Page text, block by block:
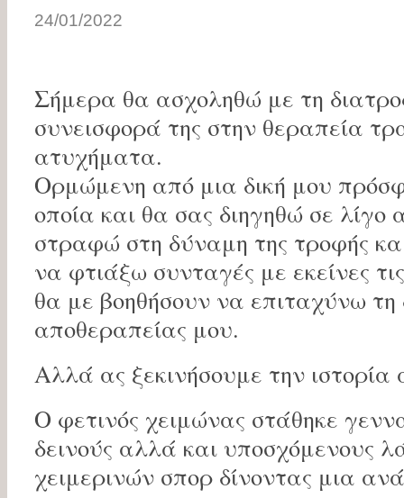
24/01/2022
Σήμερα θα ασχοληθώ με τη
συνεισφορά της στην θεραπεία
ατυχήματα.
Ορμώμενη από μια δική μου
οποία και θα σας διηγηθώ σε
στραφώ στη δύναμη της τροφής
να φτιάξω συνταγές με εκείνες
θα με βοηθήσουν να επιταχύνω τη
αποθεραπείας μου.
Αλλά ας ξεκινήσουμε την
Ο φετινός χειμώνας στάθηκε
δεινούς αλλά και υποσχόμενους
χειμερινών σπορ δίνοντας μια